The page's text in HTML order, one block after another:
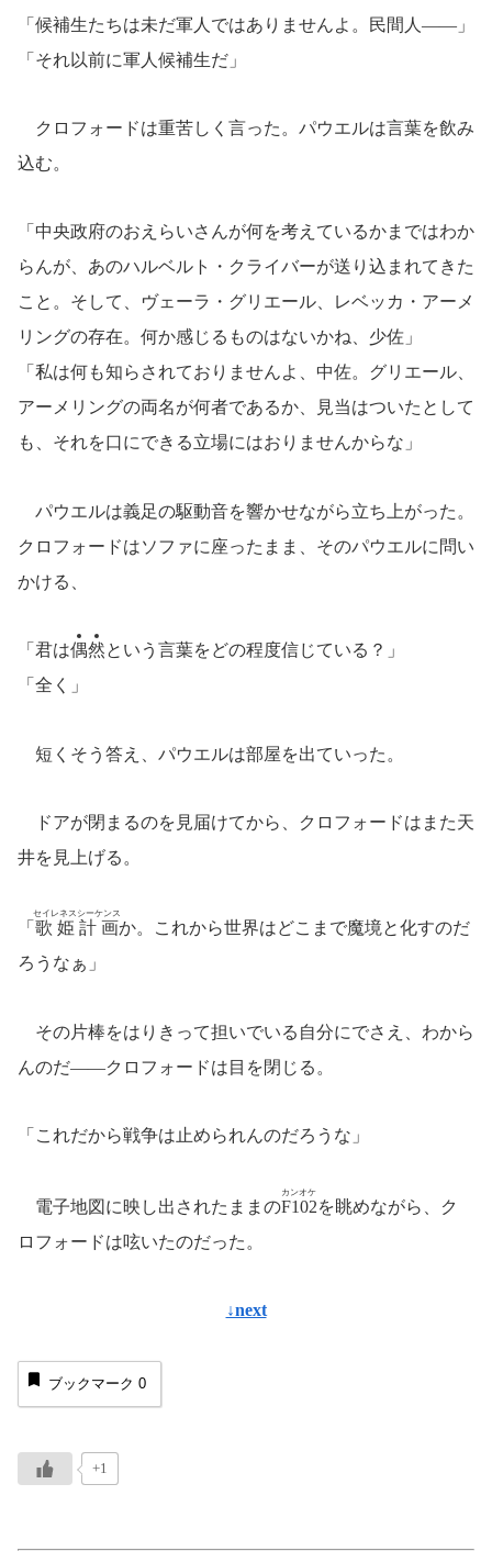
「候補生たちは未だ軍人ではありませんよ。民間人――」
「それ以前に軍人候補生だ」
クロフォードは重苦しく言った。パウエルは言葉を飲み
込む。
「中央政府のおえらいさんが何を考えているかまではわか
らんが、あのハルベルト・クライバーが送り込まれてきた
こと。そして、ヴェーラ・グリエール、レベッカ・アーメ
リングの存在。何か感じるものはないかね、少佐」
「私は何も知らされておりませんよ、中佐。グリエール、
アーメリングの両名が何者であるか、見当はついたとして
も、それを口にできる立場にはおりませんからな」
パウエルは義足の駆動音を響かせながら立ち上がった。
クロフォードはソファに座ったまま、そのパウエルに問い
かける、
「君は偶然という言葉をどの程度信じている？」
「全く」
短くそう答え、パウエルは部屋を出ていった。
ドアが閉まるのを見届けてから、クロフォードはまた天
井を見上げる。
「 歌姫計画
セイレネスシーケンス
か。これから世界はどこまで魔境と化すのだ
ろうなぁ」
その片棒をはりきって担いでいる自分にでさえ、わから
んのだ――クロフォードは目を閉じる。
「これだから戦争は止められんのだろうな」
電子地図に映し出されたままのF102
カンオケ
を眺めながら、ク
ロフォードは呟いたのだった。
↓next
ブックマーク 0
+1